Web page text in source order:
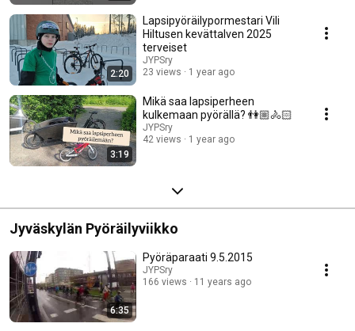
2:20
Lapsipyöräilypormestari Vili
Hiltusen kevättalven 2025
terveiset
JYPSry
23 views
1 year ago
3:19
Mikä saa lapsiperheen
kulkemaan pyörällä? 👫🏼🚴🏻
JYPSry
42 views
1 year ago
Jyväskylän Pyöräilyviikko
6:35
Pyöräparaati 9.5.2015
JYPSry
166 views
11 years ago